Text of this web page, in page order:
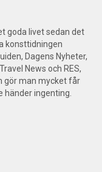
goda livet sedan det
konsttidningen
Dagens Nyheter,
News och RES,
gör man mycket får
händer ingenting.